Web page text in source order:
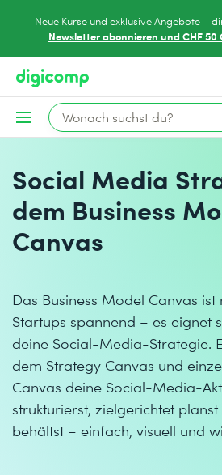
Neue Kurse und exklusive Angebote –
Newsletter abonnieren und CHF
Social Media
dem Business
Canvas
Das Business Model Canvas
Startups spannend – es eignet
deine Social-Media-Strategie.
dem Strategy Canvas und
Canvas deine Social-Media-
strukturierst, zielgerichtet
behältst – einfach, visuell und